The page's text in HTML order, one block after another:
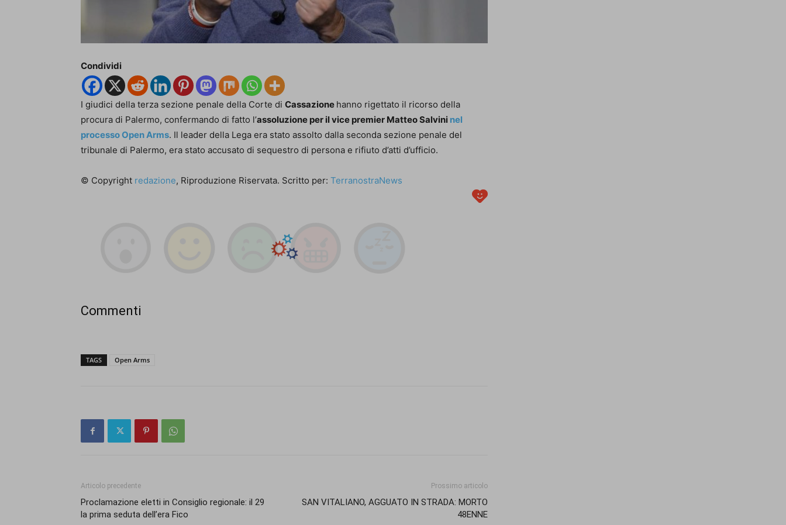
Condividi
I giudici della terza sezione penale della Corte di Cassazione hanno rigettato il ricorso della
procura di Palermo, confermando di fatto l’assoluzione per il vice premier Matteo Salvini nel
processo Open Arms. Il leader della Lega era stato assolto dalla seconda sezione penale del
tribunale di Palermo, era stato accusato di sequestro di persona e rifiuto d’atti d’ufficio.
© Copyright redazione, Riproduzione Riservata. Scritto per: TerranostraNews
Commenti
TAGS Open Arms
Articolo precedente
Proclamazione eletti in Consiglio regionale: il 29
la prima seduta dell’era Fico
Prossimo articolo
SAN VITALIANO, AGGUATO IN STRADA: MORTO
48ENNE